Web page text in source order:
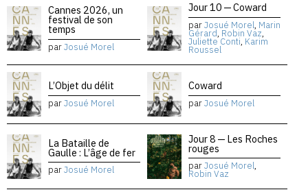
Cannes 2026, un
festival de son
temps
parJosué Morel
Jour 10 — Coward
parJosué Morel, Marin
Gérard, Robin Vaz,
Juliette Conti, Karim
Roussel
L’Objet du délit
parJosué Morel
Coward
parJosué Morel
La Bataille de
Gaulle : L’âge de fer
parJosué Morel
Jour 8 — Les Roches
rouges
parJosué Morel,
Robin Vaz